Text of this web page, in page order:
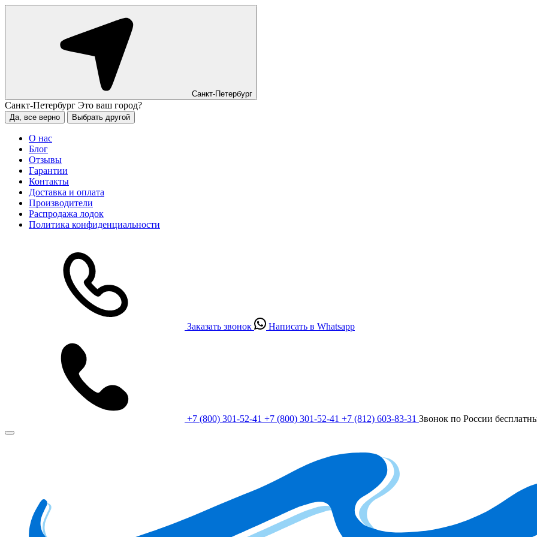
Санкт-Петербург
Санкт-Петербург Это ваш город?
Да, все верно Выбрать другой
О нас
Блог
Отзывы
Гарантии
Контакты
Доставка и оплата
Производители
Распродажа лодок
Политика конфиденциальности
Заказать звонок Написать в Whatsapp
+7 (800) 301-52-41 +7 (800) 301-52-41 +7 (812) 603-83-31 Звонок по России